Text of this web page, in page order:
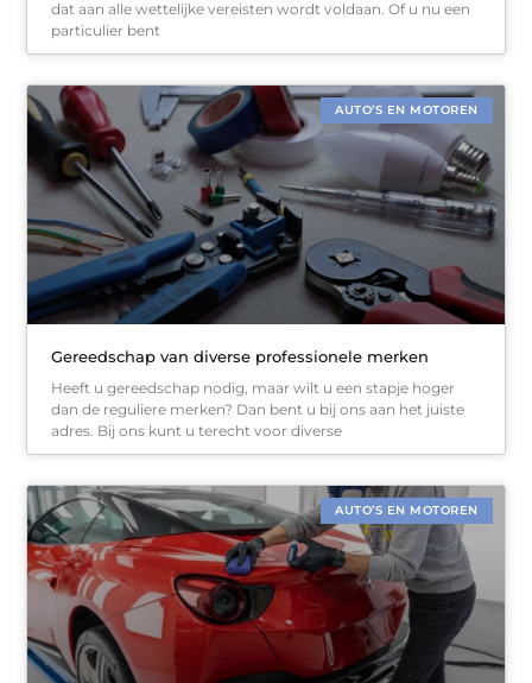
dat aan alle wettelijke vereisten wordt voldaan. Of u nu een
particulier bent
AUTO’S EN MOTOREN
Gereedschap van diverse professionele merken
Heeft u gereedschap nodig, maar wilt u een stapje hoger
dan de reguliere merken? Dan bent u bij ons aan het juiste
adres. Bij ons kunt u terecht voor diverse
AUTO’S EN MOTOREN